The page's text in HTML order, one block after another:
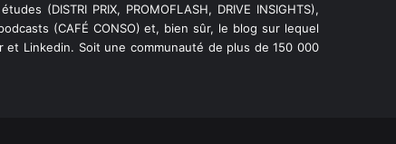
(DISTRI PRIX, PROMOFLASH, DRIVE INSIGHTS),
(CAFÉ CONSO) et, bien sûr, le blog sur lequel
Linkedin. Soit une communauté de plus de 150 000